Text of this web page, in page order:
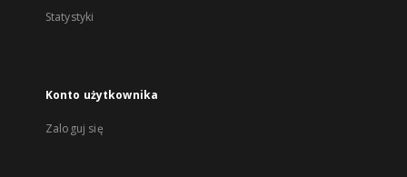
Statystyki
Konto użytkownika
Zaloguj się